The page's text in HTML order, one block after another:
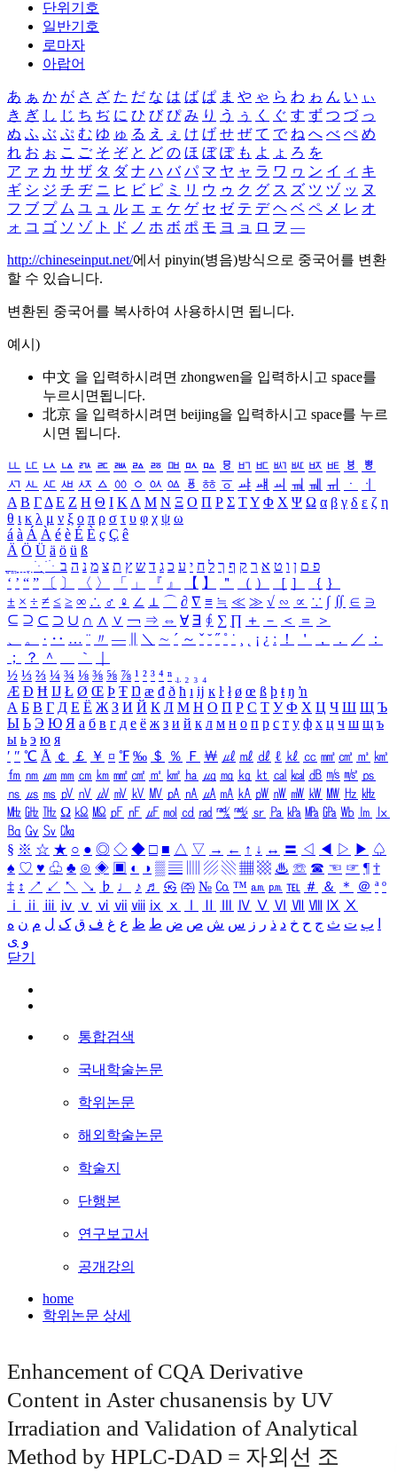
단위기호
일반기호
로마자
아랍어
あ ぁ か が さ ざ た だ な は ば ぱ ま や ゃ ら わ ゎ ん い ぃ
き ぎ し じ ち ぢ に ひ び ぴ み り う ぅ く ぐ す ず つ づ っ
ぬ ふ ぶ ぷ む ゆ ゅ る え ぇ け げ せ ぜ て で ね へ べ ぺ め
れ お ぉ こ ご そ ぞ と ど の ほ ぼ ぽ も よ ょ ろ を
ア ァ カ サ ザ タ ダ ナ ハ バ パ マ ヤ ャ ラ ワ ヮ ン イ ィ キ
ギ シ ジ チ ヂ ニ ヒ ビ ピ ミ リ ウ ゥ ク グ ス ズ ツ ヅ ッ ヌ
フ ブ プ ム ユ ュ ル エ ェ ケ ゲ セ ゼ テ デ ヘ ベ ペ メ レ オ
ォ コ ゴ ソ ゾ ト ド ノ ホ ボ ポ モ ヨ ョ ロ ヲ ―
http://chineseinput.net/에서 pinyin(병음)방식으로 중국어를 변환
할 수 있습니다.
변환된 중국어를 복사하여 사용하시면 됩니다.
예시)
中文 을 입력하시려면 zhongwen을 입력하시고 space를
누르시면됩니다.
北京 을 입력하시려면 beijing을 입력하시고 space를 누르
시면 됩니다.
ㅥ ㅦ ㅧ ㅨ ㅩ ㅪ ㅫ ㅬ ㅭ ㅮ ㅯ ㅰ ㅱ ㅲ ㅳ ㅴ ㅵ ㅶ ㅷ ㅸ
ㅹ
ㅺ ㅻ ㅼ ㅽ ㅾ ㅿ ㆀ ㆁ ㆂ ㆃ ㆄ ㆅ ㆆ ㆇ ㆈ ㆉ ㆊ ㆋ ㆌ ㆍ
ㆎ
Α Β ΓΔ Ε Ζ Η Θ Ι ΚΛ Μ Ν Ξ Ο Π Ρ Σ ΤΥ Φ Χ Ψ Ω α β γ δ ε ζ η
θ ι κ λ μ ν ξ ο π ρ σ τ υ φ χ ψ ω
á à Á À é è É È ç Ç ê
Ä Ö Ü ä ö ü ß
ִֶֹ ֻּ ׁׂ פ ם ן ו ט א ר ק ף ך ל ח י ע כ ג ד ש ץ ת צ מ נ ה ב
‘ ’ “ ” 〔 〕 〈 〉 「 」 『 』 【 】 ＂ （ ） ［ ］ ｛ ｝
± × ÷ ≠ ≤ ≥ ∞ ∴ ♂ ♀ ∠ ⊥ ⌒ ∂ ∇ ≡ ≒ ≪ ≫ √ ∽ ∝ ∵ ∫ ∬ ∈ ∋
⊆ ⊇ ⊂ ⊃ ∪ ∩ ∧ ∨ ￢ ⇒ ⇔ ∀ ∃ ∮ ∑ ∏ ＋ － ＜ ＝
＞
、
。 · ‥ … ¨ 〃 ― ＼ ∼ ´ ～ ˇ ˘ ˝ ˚ ˙ ¸ ¡ ¿ ː ！ ＇ ， ． ／
：
；
？ ＾ ｀
½ ⅓ ⅔ ¼ ¾ ⅛ ⅜ ⅝ ⅞ ¹ ² ³ ⁴ ⁿ ₁ ₂ ₃ ₄
Æ Ð Ħ Ĳ Ł Ø Œ Þ Ŧ Ŋ æ đ ð ħ ı ĳ ĸ ŀ ł ø œ ß þ ŧ ŋ ŉ
А Б В Г Д Е Ё Ж З И Й К Л М Н О П Р С Т У Ф Х Ц Ч Ш Щ Ъ
Ы Ь Э Ю Я а б в г д е ё ж з и й к л м н о п р с т у ф х ц ч ш щ ъ
ы ь э ю я
′ ″ ℃ Å ￠ ￡ ￥ ¤ ℉ ‰ ＄ ％ Ｆ ￦ ㎕ ㎖ ㎗ ℓ ㎘ ㏄ ㎣ ㎤ ㎥ ㎦
㎙ ㎚ ㎛ ㎜ ㎝ ㎞ ㎟ ㎠ ㎡ ㎢ ㏊ ㎍ ㎎ ㎏ ㏏ ㎈ ㎉ ㏈ ㎧ ㎨ ㎰
㎱ ㎲ ㎳ ㎴ ㎵ ㎶ ㎷ ㎸ ㎹ ㎀ ㎁ ㎂ ㎃ ㎄ ㎺ ㎻ ㎽ ㎾ ㎿ ㎐ ㎑
㎒ ㎓ ㎔ Ω ㏀ ㏁ ㎊ ㎋ ㎌ ㏖ ㏅ ㎭ ㎮ ㎯ ㏛ ㎩ ㎪ ㎫ ㎬ ㏝ ㏐
㏓
㏃ ㏉ ㏜ ㏆
§ ※ ☆ ★ ○ ● ◎ ◇ ◆ □ ■ △ ▽ → ← ↑ ↓ ↔ 〓 ◁ ◀ ▷ ▶ ♤
♠ ♡ ♥ ♧ ♣ ⊙ ◈ ▣ ◐ ◑ ▒ ▤ ▨ ▧ ▦ ▩ ♨ ☏ ☎ ☜ ☞ ¶ †
‡ ↕ ↗ ↙ ↖ ↘ ♭ ♩ ♪ ♬ ㉿ ㈜ № ㏇ ™ ㏂ ㏘ ℡ ＃ ＆ ＊ ＠ ª º
ⅰ
ⅱ ⅲ ⅳ ⅴ ⅵ ⅶ ⅷ ⅸ ⅹ Ⅳ Ⅴ Ⅵ Ⅶ Ⅷ Ⅸ Ⅹ
ب ت ث ج ح خ د ذ ر ز س ش ص ض ط ظ ع غ ف ق ک ل م ن ه
و ی
닫기
통합검색
국내학술논문
학위논문
해외학술논문
학술지
단행본
연구보고서
공개강의
home
학위논문 상세
Enhancement of CQA Derivative
Content in Aster chusanensis by UV
Irradiation and Validation of Analytical
Method by HPLC-DAD = 자외선 조